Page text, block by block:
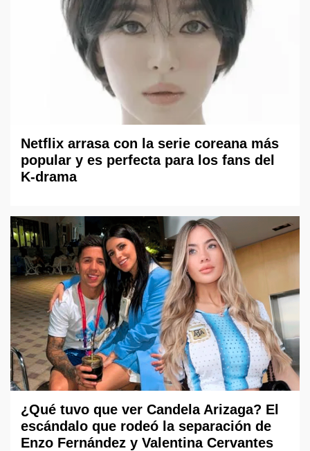
Netflix arrasa con la serie coreana más
popular y es perfecta para los fans del
K-drama
¿Qué tuvo que ver Candela Arizaga? El
escándalo que rodeó la separación de
Enzo Fernández y Valentina Cervantes